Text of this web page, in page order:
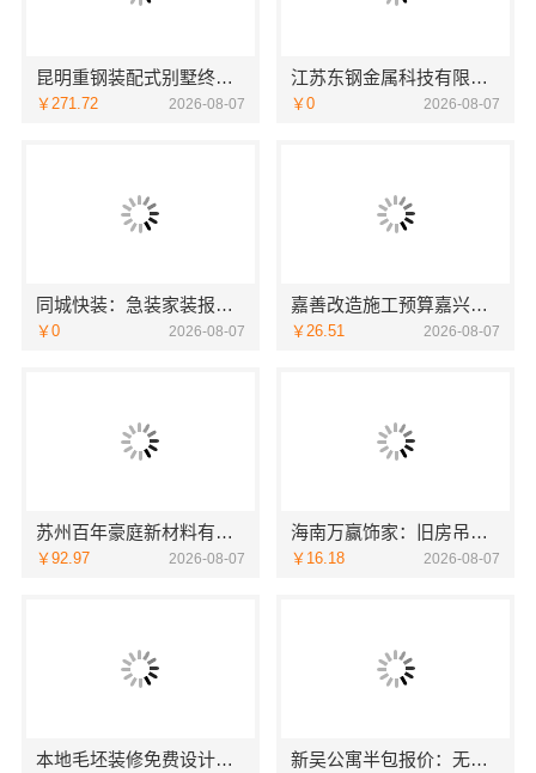
昆明重钢装配式别墅终身维保—云南晟构建筑建材有限公司全程守护
￥271.72 2026-08-07
江苏东钢金属科技有限公司全屋不锈钢定制生产基地兴化
￥0 2026-08-07
同城快装：急装家装报价省心一站式搞定
￥0 2026-08-07
嘉善改造施工预算嘉兴家美建材科技有限公司
￥26.51 2026-08-07
苏州百年豪庭新材料有限公司：市区专业家装报价
￥92.97 2026-08-07
海南万赢饰家：旧房吊顶焕新设计
￥16.18 2026-08-07
本地毛坯装修免费设计环保服务浙江臻美新型建材有限公司 新吴公寓半包报价：无锡亿莱居装饰工程材料有限公司性价比之选